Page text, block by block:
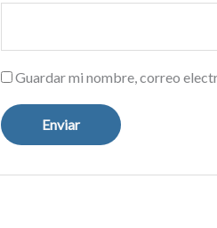
Guardar mi nombre, correo